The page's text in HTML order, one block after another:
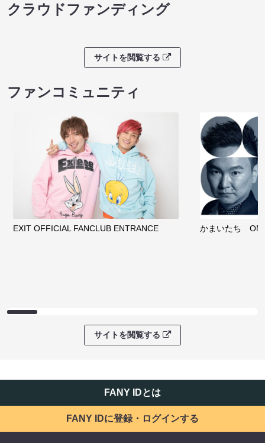
クラウドファンディング
サイトを閲覧する
ファンコミュニティ
EXIT OFFICIAL FANCLUB ENTRANCE かまいたち
サイトを閲覧する
FANY IDとは
FANY IDに登録・ログインする